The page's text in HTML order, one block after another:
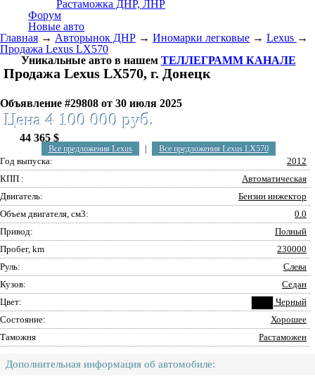
Растаможка ДНР, ЛНР
Форум
Новые авто
Главная → Авторынок ДНР → Иномарки легковые → Lexus →
Продажа Lexus LX570
Уникальные авто в нашем ТЕЛЛЕГРАММ КАНАЛЕ
Продажа Lexus LX570, г. Донецк
Объявление #29808 от 30 июля 2025
Цена 4 100 000 руб.
44 365 $
Все предложения Lexus Все предложения Lexus LX570
Год выпуска:
2012
КПП :
Автоматическая
Двигатель:
Бензин инжектор
Объем двигателя, см3:
0.0
Привод:
Полный
Пробег, km
230000
Руль:
Слева
Кузов:
Седан
Цвет:
Черный
Состояние:
Хорошее
Таможня
Растаможен
Дополнительная информация об автомобиле: